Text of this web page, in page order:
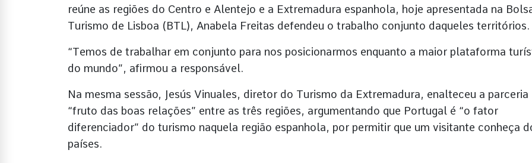
reúne as regiões do Centro e Alentejo e a Extremadura espanhola, hoje apresentada na
Turismo de Lisboa (BTL), Anabela Freitas defendeu o trabalho conjunto daqueles territórios.
“Temos de trabalhar em conjunto para nos posicionarmos enquanto a maior plataforma
do mundo”, afirmou a responsável.
Na mesma sessão, Jesús Vinuales, diretor do Turismo da Extremadura, enalteceu a parceria
“fruto das boas relações” entre as três regiões, argumentando que Portugal é “o fator
diferenciador” do turismo naquela região espanhola, por permitir que um visitante conheça
países.